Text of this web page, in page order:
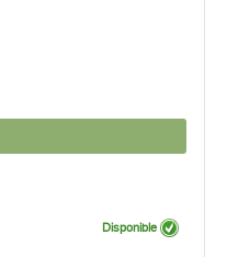
Disponible